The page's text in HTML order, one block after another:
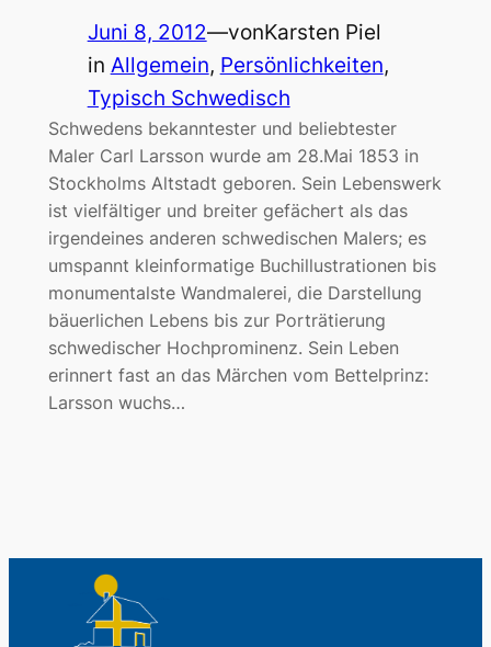
Juni 8, 2012—vonKarsten Piel
in Allgemein, Persönlichkeiten
Typisch Schwedisch
Schwedens bekanntester und beliebtester
Maler Carl Larsson wurde am 28.Mai 1853 in
Stockholms Altstadt geboren. Sein Lebenswerk
ist vielfältiger und breiter gefächert als das
irgendeines anderen schwedischen Malers; es
umspannt kleinformatige Buchillustrationen bis
monumentalste Wandmalerei, die Darstellung
bäuerlichen Lebens bis zur Porträtierung
schwedischer Hochprominenz. Sein Leben
erinnert fast an das Märchen vom Bettelprinz:
Larsson wuchs…